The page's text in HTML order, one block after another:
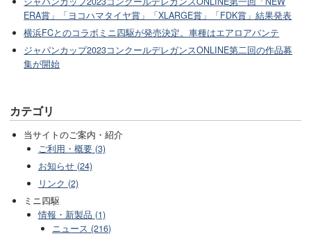
ERA賞」「ヨコハマタイヤ賞」「XLARGE賞」「FDK賞」結果発表
横浜FCとのコラボミニ四駆が発売決定。車種はエアロアバンテ
ジャパンカップ2023コンクールデレガンスONLINE第二回の作品募
集が開始
カテゴリ
当サイトのご案内・紹介
ご利用・概要 (3)
お知らせ (24)
リンク (2)
ミニ四駆
情報・新製品 (1)
ニュース (216)